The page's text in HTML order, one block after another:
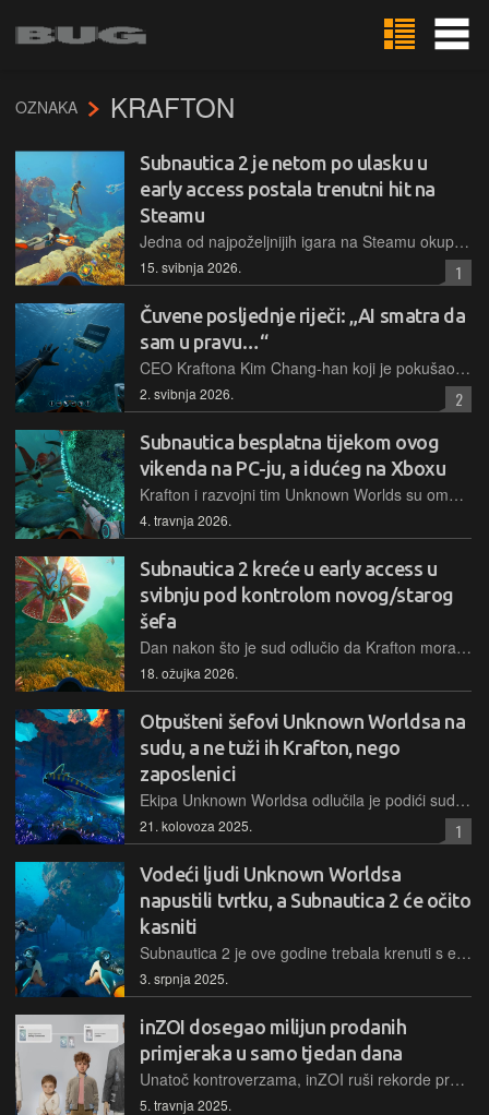
OZNAKA KRAFTON
Subnautica 2 je netom po ulasku u
early access postala trenutni hit na
Steamu
Jedna od najpoželjnijih igara na Steamu okupila je impresivan broj igrača i ostvarila milijunsku prodaju u samo sat vremena nakon pokretanja programa ranog pristupa
15. svibnja 2026. 1
Čuvene posljednje riječi: „AI smatra da
sam u pravu…“
CEO Kraftona Kim Chang-han koji je pokušao izvrdati svoje obveze prema tvorcima Subnautice nije poseban po tome što je CEO, već po tome što je upao u aktualnu zamku za sociopate – vjeruje chatbotu koji mu kaže da je genijalan
2. svibnja 2026. 2
Subnautica besplatna tijekom ovog
vikenda na PC-ju, a idućeg na Xboxu
Krafton i razvojni tim Unknown Worlds su omogućili besplatno igranje prve Subnautice do 6. travnja na Epic Games Storeu i Steamu, a idući vikend takvu će priliku dobiti vlasnici Xboxa
4. travnja 2026.
Subnautica 2 kreće u early access u
svibnju pod kontrolom novog/starog
šefa
Dan nakon što je sud odlučio da Krafton mora vratiti Teda Gilla na poziciju šefa Unknown Worldsa, najavljen je ulazak Subnautice 2 u program ranog pristupa
18. ožujka 2026.
Otpušteni šefovi Unknown Worldsa na
sudu, a ne tuži ih Krafton, nego
zaposlenici
Ekipa Unknown Worldsa odlučila je podići sudsku tužbu protiv trojice bivših šefova jer su prije odlaska navodno ukrali povjerljive materijale, uključujući one vezane za Subnauticu 2
21. kolovoza 2025. 1
Vodeći ljudi Unknown Worldsa
napustili tvrtku, a Subnautica 2 će očito
kasniti
Subnautica 2 je ove godine trebala krenuti s early accessom, no uslijed nedavnih internih previranja malo je vjerojatno da ćemo je zaigrati ove godine
3. srpnja 2025.
inZOI dosegao milijun prodanih
primjeraka u samo tjedan dana
Unatoč kontroverzama, inZOI ruši rekorde prodaje te dominira Steamom i streaming platformama
5. travnja 2025.